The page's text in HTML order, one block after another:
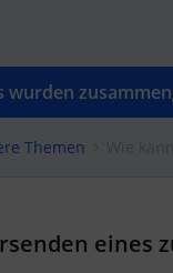
wurden
Themen
eines